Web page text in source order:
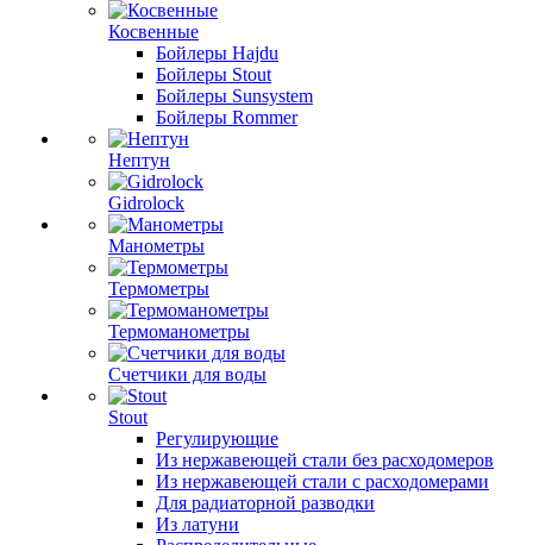
Косвенные
Бойлеры Hajdu
Бойлеры Stout
Бойлеры Sunsystem
Бойлеры Rommer
Нептун
Gidrolock
Манометры
Термометры
Термоманометры
Счетчики для воды
Stout
Регулирующие
Из нержавеющей стали без расходомеров
Из нержавеющей стали с расходомерами
Для радиаторной разводки
Из латуни